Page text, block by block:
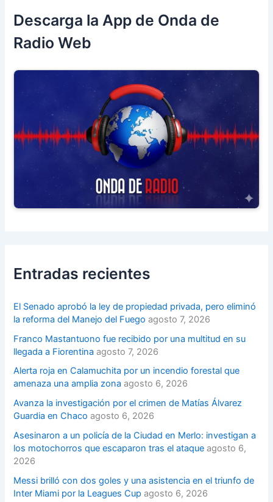
Descarga la App de Onda de
Radio Web
Entradas recientes
El Senado aprobó la ley de propiedad privada, pero eliminó
la reforma del Manejo del Fuego agosto 7, 2026
Franco Mastantuono fue recibido por una multitud en su
llegada a Fiorentina agosto 7, 2026
Alerta roja en Calamuchita por un incendio forestal que
amenaza una amplia zona agosto 6, 2026
Avanza la investigación por el crimen de Matías Álvarez
Guardia en Chaco agosto 6, 2026
Asesinaron a un policía de la Ciudad en Merlo: investigan a
los motochorros que escaparon tras el ataque agosto 6,
2026
Messi brilló con dos goles y una asistencia en el triunfo de
Inter Miami por la Leagues Cup agosto 6, 2026